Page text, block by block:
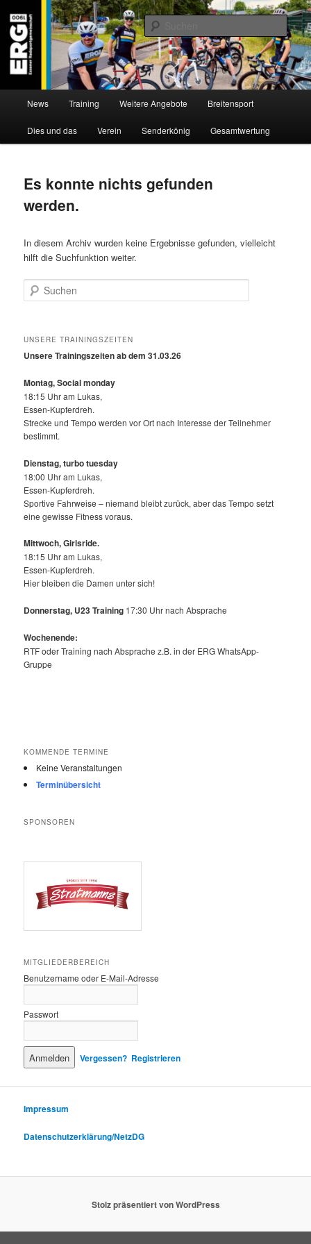
Inhalt
wechseln
sekundären
Inhalt
wechselnERG 1900 e.V
Willkommen bei der Essener Radsportgemeinschaft
News Training Weitere Angebote Breitensport
Dies und das Verein Senderkönig Gesamtwertung
Es konnte nichts gefunden
werden.
In diesem Archiv wurden keine Ergebnisse gefunden, vielleicht
hilft die Suchfunktion weiter.
Suchen
UNSERE TRAININGSZEITEN
Unsere Trainingszeiten ab dem 31.03.26
Montag, Social monday
18:15 Uhr am Lukas,
Essen-Kupferdreh.
Strecke und Tempo werden vor Ort nach Interesse der Teilnehmer
bestimmt.
Dienstag, turbo tuesday
18:00 Uhr am Lukas,
Essen-Kupferdreh.
Sportive Fahrweise – niemand bleibt zurück, aber das Tempo setzt
eine gewisse Fitness voraus.
Mittwoch,Girlsride.
18:15 Uhr am Lukas,
Essen-Kupferdreh.
Hier bleiben die Damen unter sich!
Donnerstag, U23 Training 17:30 Uhr nach Absprache
Wochenende:
RTF oder Training nach Absprache z.B. in der ERG WhatsApp-
Gruppe
KOMMENDE TERMINE
Keine Veranstaltungen
Terminübersicht
SPONSOREN
MITGLIEDERBEREICH
Benutzername oder E-Mail-Adresse
Passwort
Vergessen? Registrieren
Impressum
Datenschutzerklärung/NetzDG
Stolz präsentiert von WordPress